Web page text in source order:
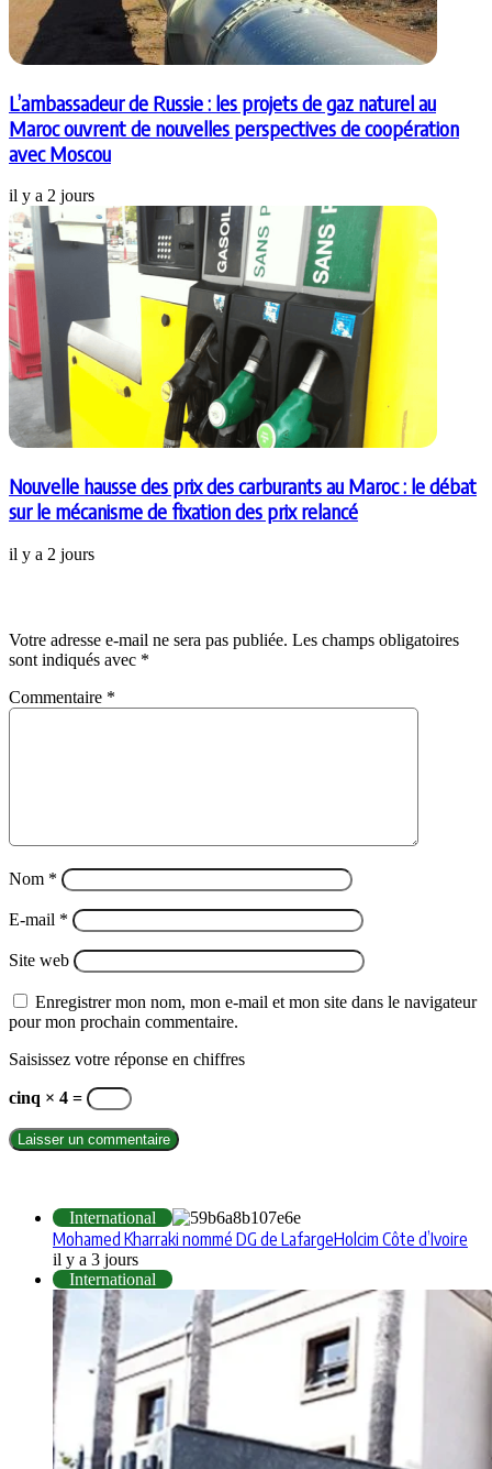
L’ambassadeur de Russie : les projets de gaz naturel au
Maroc ouvrent de nouvelles perspectives de coopération
avec Moscou
il y a 2 jours
Nouvelle hausse des prix des carburants au Maroc : le débat
sur le mécanisme de fixation des prix relancé
il y a 2 jours
Votre adresse e-mail ne sera pas publiée. Les champs obligatoires
sont indiqués avec *
Commentaire *
Nom *
E-mail *
Site web
Enregistrer mon nom, mon e-mail et mon site dans le navigateur
pour mon prochain commentaire.
Saisissez votre réponse en chiffres
cinq × 4 =
International
Mohamed Kharraki nommé DG de LafargeHolcim Côte d’Ivoire
il y a 3 jours
International